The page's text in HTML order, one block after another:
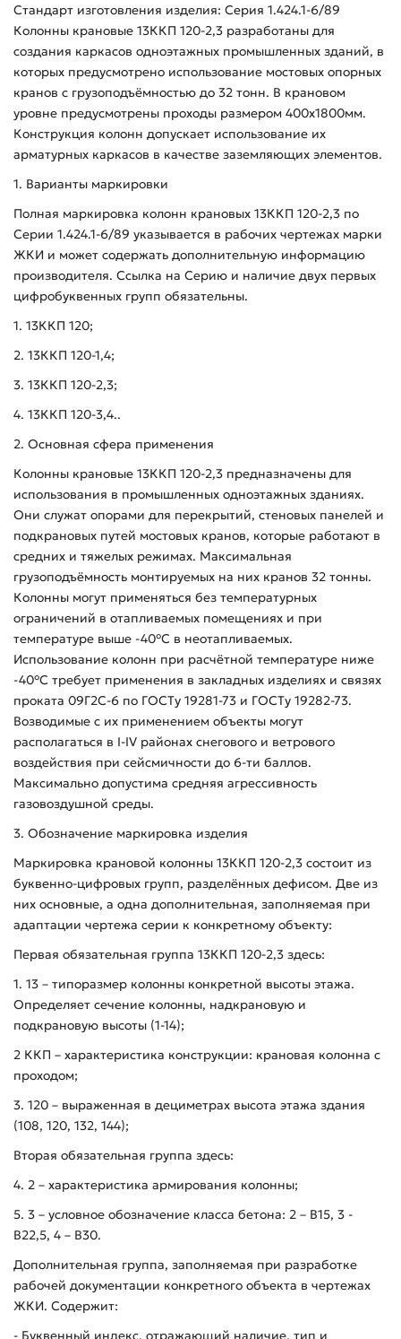
Стандарт изготовления изделия: Серия 1.424.1-6/89
Колонны крановые 13ККП 120-2,3 разработаны для
создания каркасов одноэтажных промышленных зданий, в
которых предусмотрено использование мостовых опорных
кранов с грузоподъёмностью до 32 тонн. В крановом
уровне предусмотрены проходы размером 400х1800мм.
Конструкция колонн допускает использование их
арматурных каркасов в качестве заземляющих элементов.
1. Варианты маркировки
Полная маркировка колонн крановых 13ККП 120-2,3 по
Серии 1.424.1-6/89 указывается в рабочих чертежах марки
ЖКИ и может содержать дополнительную информацию
производителя. Ссылка на Серию и наличие двух первых
цифробуквенных групп обязательны.
1. 13ККП 120;
2. 13ККП 120-1,4;
3. 13ККП 120-2,3;
4. 13ККП 120-3,4..
2. Основная сфера применения
Колонны крановые 13ККП 120-2,3 предназначены для
использования в промышленных одноэтажных зданиях.
Они служат опорами для перекрытий, стеновых панелей и
подкрановых путей мостовых кранов, которые работают в
средних и тяжелых режимах. Максимальная
грузоподъёмность монтируемых на них кранов 32 тонны.
Колонны могут применяться без температурных
ограничений в отапливаемых помещениях и при
температуре выше -40°С в неотапливаемых.
Использование колонн при расчётной температуре ниже
-40°С требует применения в закладных изделиях и связях
проката 09Г2С-6 по ГОСТу 19281-73 и ГОСТу 19282-73.
Возводимые с их применением объекты могут
располагаться в I-IV районах снегового и ветрового
воздействия при сейсмичности до 6-ти баллов.
Максимально допустима средняя агрессивность
газовоздушной среды.
3. Обозначение маркировка изделия
Маркировка крановой колонны 13ККП 120-2,3 состоит из
буквенно-цифровых групп, разделённых дефисом. Две из
них основные, а одна дополнительная, заполняемая при
адаптации чертежа серии к конкретному объекту:
Первая обязательная группа 13ККП 120-2,3 здесь:
1. 13 – типоразмер колонны конкретной высоты этажа.
Определяет сечение колонны, надкрановую и
подкрановую высоты (1-14);
2 ККП – характеристика конструкции: крановая колонна с
проходом;
3. 120 – выраженная в дециметрах высота этажа здания
(108, 120, 132, 144);
Вторая обязательная группа здесь:
4. 2 – характеристика армирования колонны;
5. 3 – условное обозначение класса бетона: 2 – В15, 3 -
В22,5, 4 – В30.
Дополнительная группа, заполняемая при разработке
рабочей документации конкретного объекта в чертежах
ЖКИ. Содержит:
- Буквенный индекс, отражающий наличие, тип и